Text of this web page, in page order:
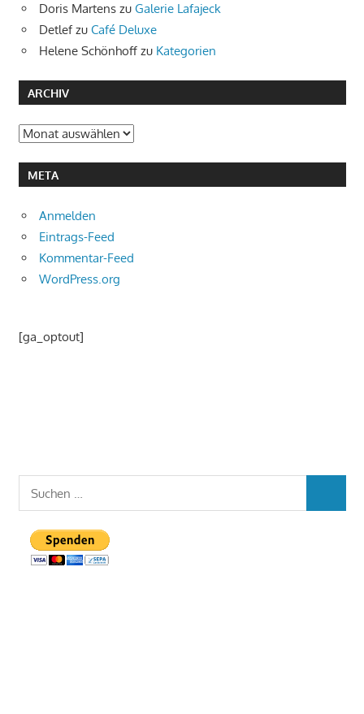
Doris Martens zu Galerie Lafajeck
Detlefzu Café Deluxe
Helene Schönhoff zu Kategorien
ARCHIV
Archiv
META
Anmelden
Eintrags-Feed
Kommentar-Feed
WordPress.org
[ga_optout]